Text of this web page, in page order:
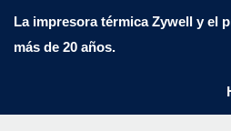
La impresora térmica Zywell y el
más de 20 años.